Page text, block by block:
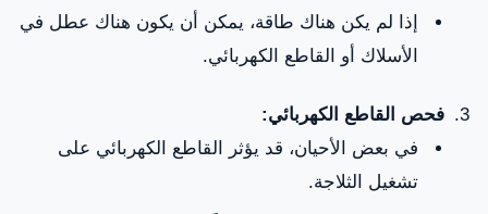
إذا لم يكن هناك طاقة، يمكن أن يكون هناك عطل في
الأسلاك أو القاطع الكهربائي.
فحص القاطع الكهربائي:
في بعض الأحيان، قد يؤثر القاطع الكهربائي على
تشغيل الثلاجة.